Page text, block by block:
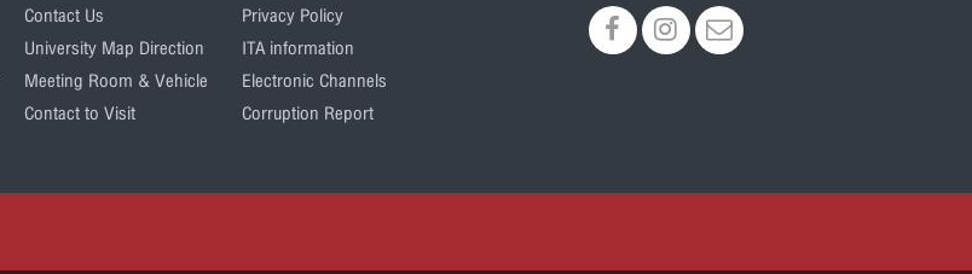
Contact Us
University Map Direction
Meeting Room & Vehicle
Contact to Visit
Privacy Policy
ITA information
Electronic Channels
Corruption Report